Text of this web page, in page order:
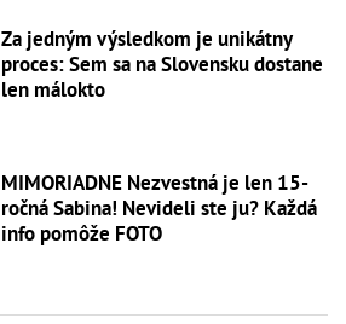
Za jedným výsledkom je unikátny
proces: Sem sa na Slovensku dostane
len málokto
MIMORIADNE Nezvestná je len 15-
ročná Sabina! Nevideli ste ju? Každá
info pomôže FOTO